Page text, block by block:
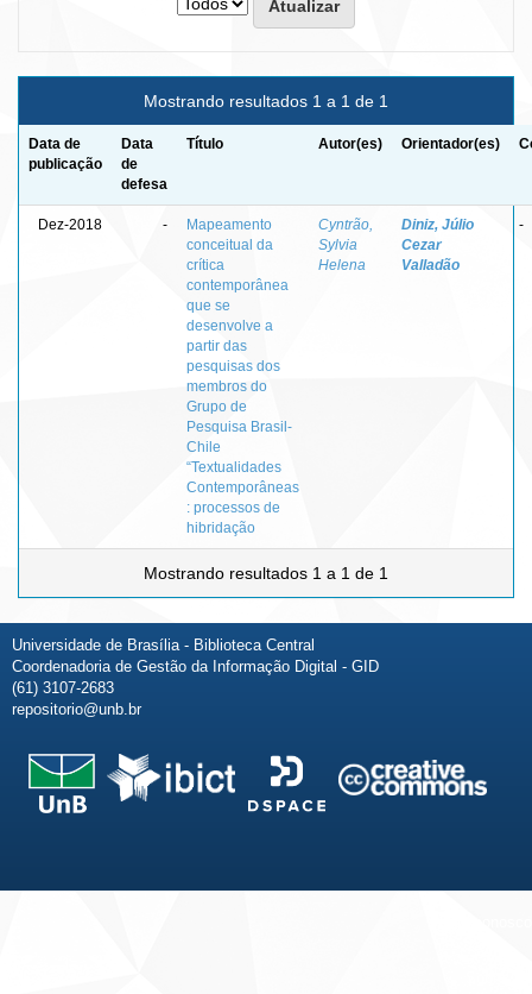
Mostrando resultados 1 a 1 de 1
Data de
publicação
Data
de
defesa
Título Autor(es) Orientador(es)
Dez-2018 -
Mapeamento
conceitual da
crítica
contemporânea
que se
desenvolve a
partir das
pesquisas dos
membros do
Grupo de
Pesquisa Brasil-
Chile
“Textualidades
Contemporâneas
: processos de
hibridação
Cyntrão,
Sylvia
Helena
Diniz, Júlio
Cezar
Valladão
-
Mostrando resultados 1 a 1 de 1
Universidade de Brasília - Biblioteca Central
Coordenadoria de Gestão da Informação Digital - GID
(61) 3107-2683
repositorio@unb.br